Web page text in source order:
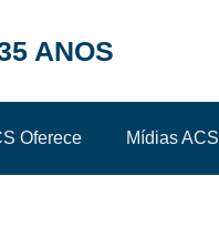
ANOS
Oferece Mídias ACS